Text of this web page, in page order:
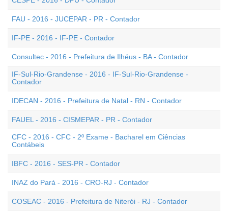
FAU - 2016 - JUCEPAR - PR - Contador
IF-PE - 2016 - IF-PE - Contador
Consultec - 2016 - Prefeitura de Ilhéus - BA - Contador
IF-Sul-Rio-Grandense - 2016 - IF-Sul-Rio-Grandense -
Contador
IDECAN - 2016 - Prefeitura de Natal - RN - Contador
FAUEL - 2016 - CISMEPAR - PR - Contador
CFC - 2016 - CFC - 2º Exame - Bacharel em Ciências
Contábeis
IBFC - 2016 - SES-PR - Contador
INAZ do Pará - 2016 - CRO-RJ - Contador
COSEAC - 2016 - Prefeitura de Niterói - RJ - Contador